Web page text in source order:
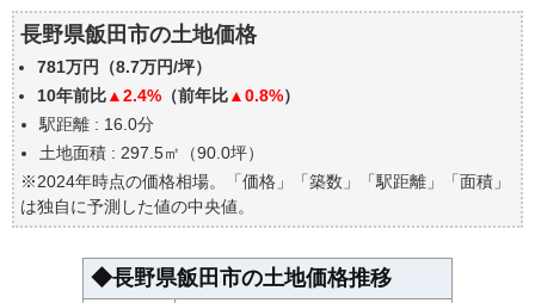
長野県飯田市の土地の過去の売買事例
公示地価はいくら
エリアの将来性を人口予想から検討しよう
自分の年収でいくらの不動産が買える？
長野県飯田市の土地価格
781万円（8.7万円/坪）
10年前比▲2.4% （前年比▲0.8%）
駅距離 : 16.0分
土地面積 : 297.5㎡（90.0坪）
※2024年時点の価格相場。「価格」「築数」「駅距離」「面積」
は独自に予測した値の中央値。
◆長野県飯田市の土地価格推移